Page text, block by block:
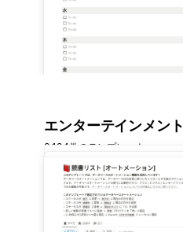
エンターテインメント
3,184件のテンプレート